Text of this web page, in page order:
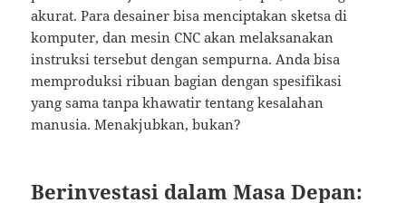
akurat. Para desainer bisa menciptakan sketsa di
komputer, dan mesin CNC akan melaksanakan
instruksi tersebut dengan sempurna. Anda bisa
memproduksi ribuan bagian dengan spesifikasi
yang sama tanpa khawatir tentang kesalahan
manusia. Menakjubkan, bukan?
Berinvestasi dalam Masa Depan: